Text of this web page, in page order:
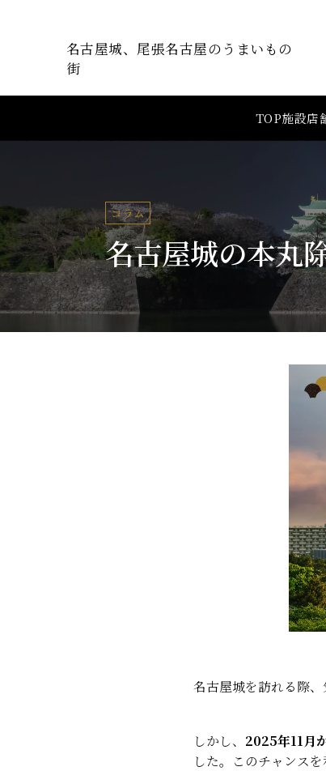
名古屋城、尾張名古屋のうまいもの
街
TOP施設店
コラム
名古屋城の本丸
名古屋城を訪れる際、
しかし、 2025年11月
した。このチャンス